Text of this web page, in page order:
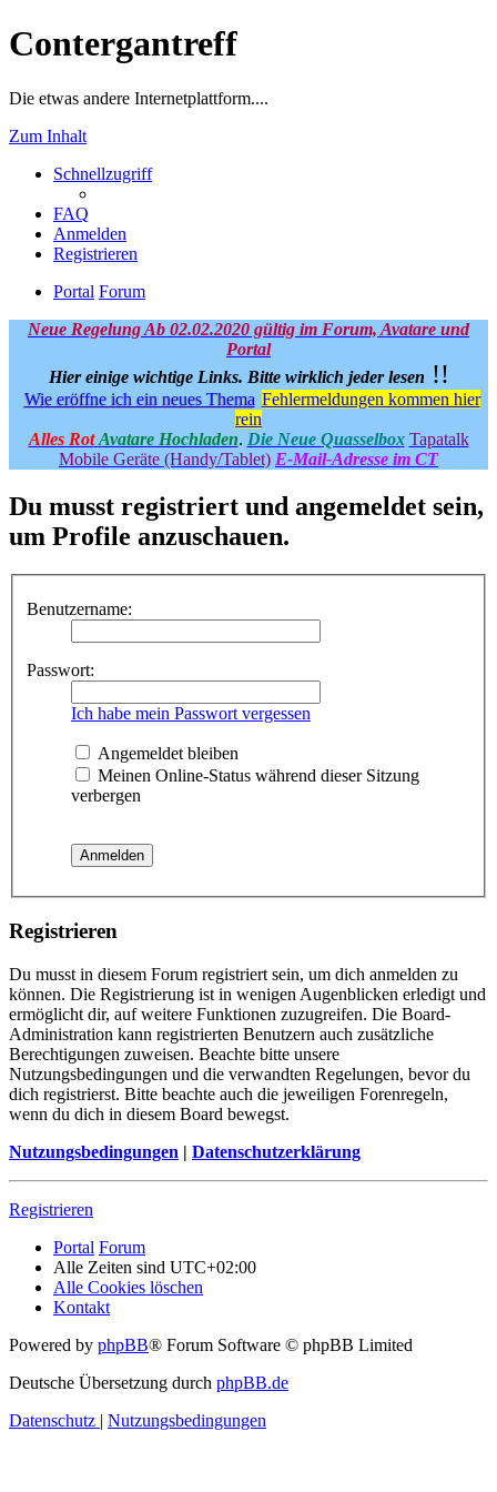
Contergantreff
Die etwas andere Internetplattform....
Zum Inhalt
Schnellzugriff
FAQ
Anmelden
Registrieren
Portal Forum
Neue Regelung Ab 02.02.2020 gültig im Forum, Avatare und
Portal
Hier einige wichtige Links. Bitte wirklich jeder lesen !!
Wie eröffne ich ein neues Thema Fehlermeldungen kommen hier
rein
Alles Rot Avatare Hochladen. Die Neue Quasselbox Tapatalk
Mobile Geräte (Handy/Tablet) E-Mail-Adresse im CT
Du musst registriert und angemeldet sein,
um Profile anzuschauen.
Benutzername:
Passwort:
Ich habe mein Passwort vergessen
Angemeldet bleiben
Meinen Online-Status während dieser Sitzung
verbergen
Registrieren
Du musst in diesem Forum registriert sein, um dich anmelden zu
können. Die Registrierung ist in wenigen Augenblicken erledigt und
ermöglicht dir, auf weitere Funktionen zuzugreifen. Die Board-
Administration kann registrierten Benutzern auch zusätzliche
Berechtigungen zuweisen. Beachte bitte unsere
Nutzungsbedingungen und die verwandten Regelungen, bevor du
dich registrierst. Bitte beachte auch die jeweiligen Forenregeln,
wenn du dich in diesem Board bewegst.
Nutzungsbedingungen | Datenschutzerklärung
Registrieren
Portal Forum
Alle Zeiten sind UTC+02:00
Alle Cookies löschen
Kontakt
Powered by phpBB® Forum Software © phpBB Limited
Deutsche Übersetzung durch phpBB.de
Datenschutz | Nutzungsbedingungen